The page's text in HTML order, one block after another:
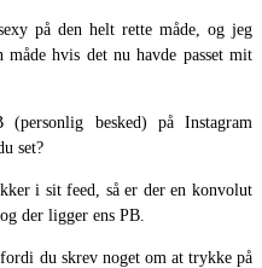
på den helt rette måde, og jeg
hvis det nu havde passet mit
besked) på Instagram
set?
i sit feed, så er der en konvolut
der ligger ens PB.
du skrev noget om at trykke på